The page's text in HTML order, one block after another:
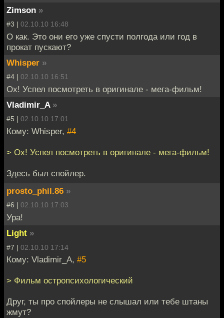
Zimson »
#3 | 02.10.10 16:48
О как. Это они его уже спусти полгода или год в
прокат пускают?
Whisper »
#4 | 02.10.10 16:51
Ох! Успел посмотреть в оригинале - мега-фильм!
Vladimir_A »
#5 | 02.10.10 17:01
Кому: Whisper, #4
> Ох! Успел посмотреть в оригинале - мега-фильм!
Здесь был спойлер.
prosto_phil.86 »
#6 | 02.10.10 17:03
Ура!
Light »
#7 | 02.10.10 17:14
Кому: Vladimir_A, #5
> Фильм остропсихологический
Друг, ты про спойлеры не слышал или тебе штаны
жмут?